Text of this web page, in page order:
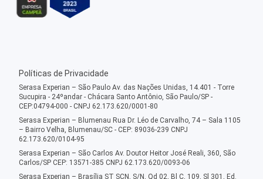
Políticas de Privacidade
Serasa Experian – São Paulo Av. das Nações Unidas, 14.401 - Torre
Sucupira - 24ºandar - Chácara Santo Antônio, São Paulo/SP -
CEP:04794-000 - CNPJ 62.173.620/0001-80
Serasa Experian – Blumenau Rua Dr. Léo de Carvalho, 74 – Sala 1105
– Bairro Velha, Blumenau/SC - CEP: 89036-239 CNPJ
62.173.620/0104-95
Serasa Experian – São Carlos Av. Doutor Heitor José Reali, 360, São
Carlos/SP CEP: 13571-385 CNPJ 62.173.620/0093-06
Serasa Experian – Brasília ST SCN, S/N, Qd 02, Bl C, 109, Sl 301, Ed.